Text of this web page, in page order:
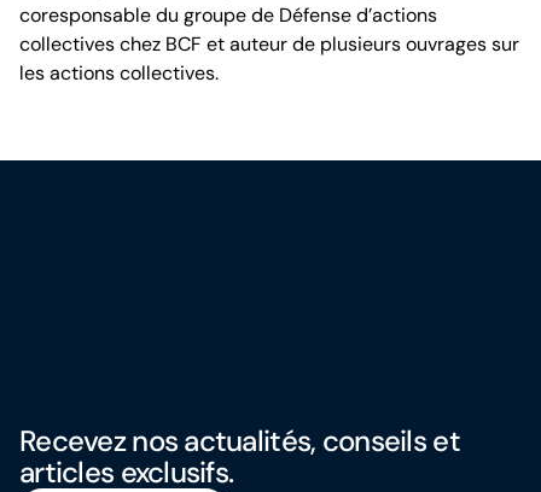
coresponsable du groupe de Défense d’actions
collectives chez BCF et auteur de plusieurs ouvrages sur
les actions collectives.
Recevez nos actualités, conseils et
articles exclusifs.